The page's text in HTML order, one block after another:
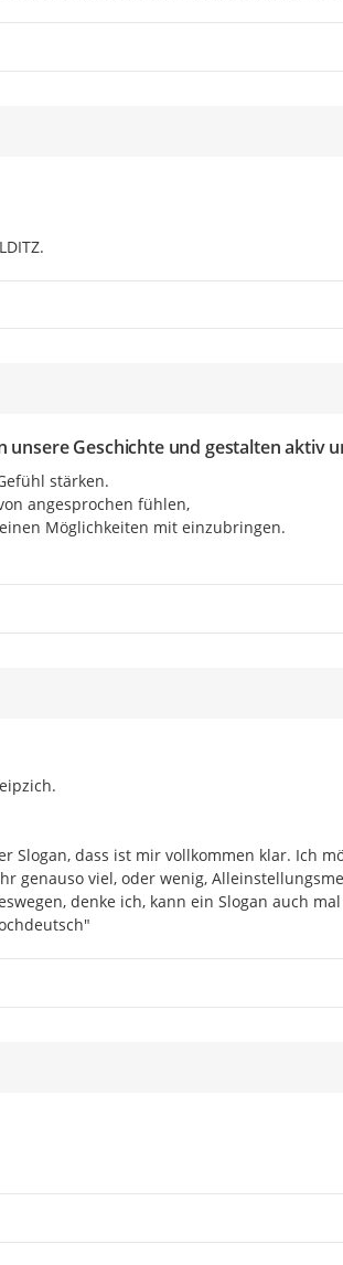
unsere Geschichte und gestalten aktiv
stärken.
angesprochen fühlen,
Möglichkeiten mit einzubringen.
Slogan, dass ist mir vollkommen klar. Ich
genauso viel, oder wenig,
denke ich, kann ein Slogan auch